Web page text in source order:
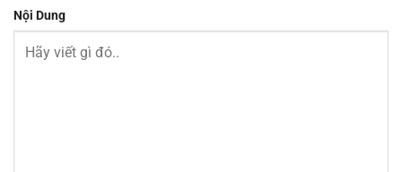
Nội Dung